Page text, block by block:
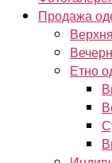
Продажа
Етно